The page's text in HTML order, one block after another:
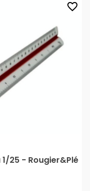
favorite_border
25 - Rougier&Plé